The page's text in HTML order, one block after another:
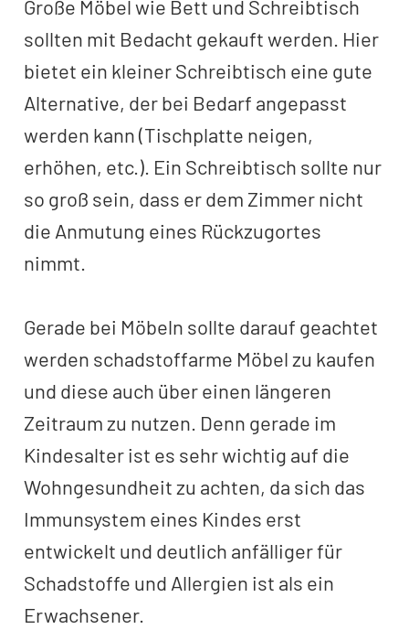
Große Möbel wie Bett und Schreibtisch
sollten mit Bedacht gekauft werden. Hier
bietet ein kleiner Schreibtisch eine gute
Alternative, der bei Bedarf angepasst
werden kann (Tischplatte neigen,
erhöhen, etc.). Ein Schreibtisch sollte nur
so groß sein, dass er dem Zimmer nicht
die Anmutung eines Rückzugortes
nimmt.
Gerade bei Möbeln sollte darauf geachtet
werden schadstoffarme Möbel zu kaufen
und diese auch über einen längeren
Zeitraum zu nutzen. Denn gerade im
Kindesalter ist es sehr wichtig auf die
Wohngesundheit zu achten, da sich das
Immunsystem eines Kindes erst
entwickelt und deutlich anfälliger für
Schadstoffe und Allergien ist als ein
Erwachsener.